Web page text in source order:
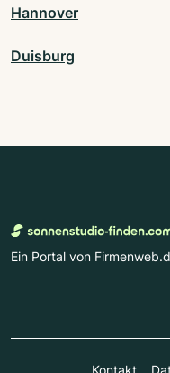
Hannover
Duisburg
Ein Portal von
Kontakt